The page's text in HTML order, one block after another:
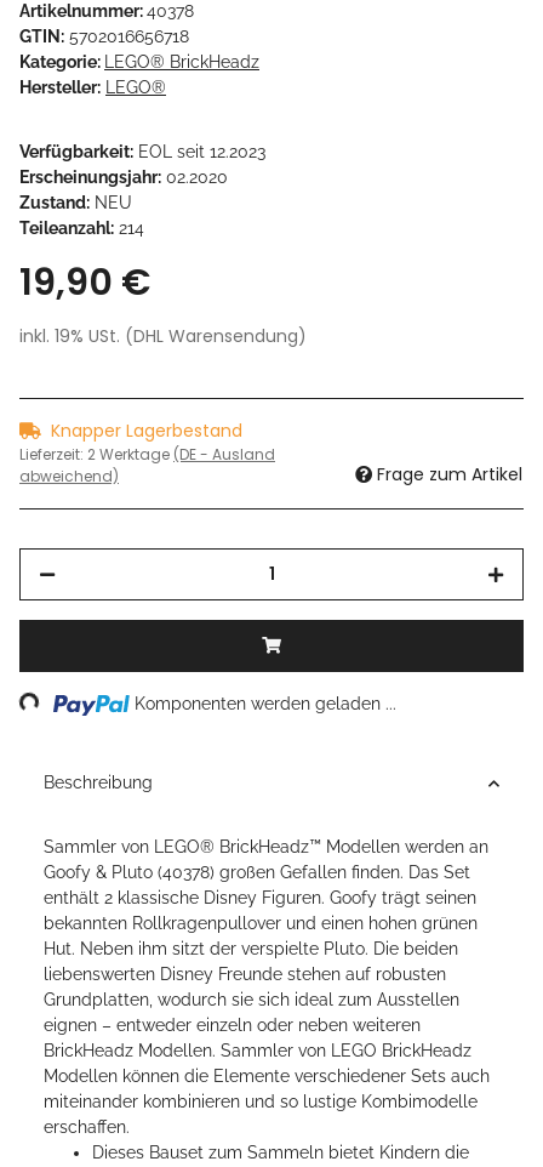
Artikelnummer:40378
GTIN: 5702016656718
Kategorie: LEGO® BrickHeadz
Hersteller: LEGO®
Verfügbarkeit: EOL seit 12.2023
Erscheinungsjahr: 02.2020
Zustand: NEU
Teileanzahl: 214
19,90 €
inkl. 19% USt. (DHL Warensendung)
Knapper Lagerbestand
Lieferzeit: 2 Werktage (DE - Ausland
abweichend)
Frage zum Artikel
Komponenten werden geladen ...
Beschreibung
Sammler von LEGO® BrickHeadz™ Modellen werden an
Goofy & Pluto (40378) großen Gefallen finden. Das Set
enthält 2 klassische Disney Figuren. Goofy trägt seinen
bekannten Rollkragenpullover und einen hohen grünen
Hut. Neben ihm sitzt der verspielte Pluto. Die beiden
liebenswerten Disney Freunde stehen auf robusten
Grundplatten, wodurch sie sich ideal zum Ausstellen
eignen – entweder einzeln oder neben weiteren
BrickHeadz Modellen. Sammler von LEGO BrickHeadz
Modellen können die Elemente verschiedener Sets auch
miteinander kombinieren und so lustige Kombimodelle
erschaffen.
Dieses Bauset zum Sammeln bietet Kindern die